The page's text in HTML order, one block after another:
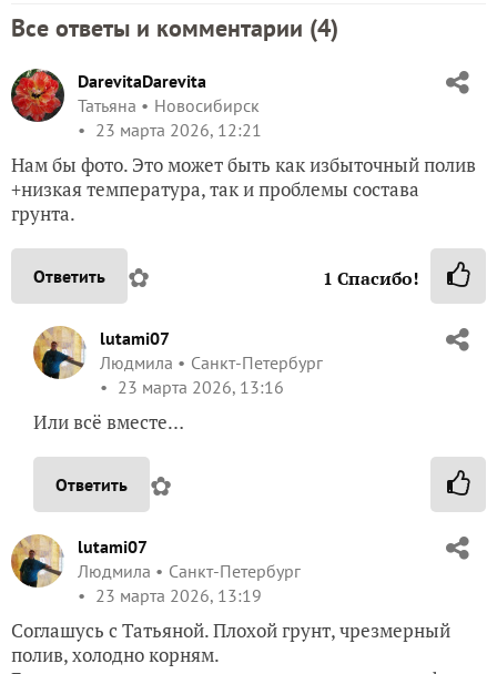
Все ответы и комментарии (4)
DarevitaDarevita
Татьяна
Новосибирск
23 марта 2026, 12:21
Нам бы фото. Это может быть как избыточный полив
+низкая температура, так и проблемы cостава
грунта.
Ответить ✿ 1 Спасибо!
lutami07
Людмила
Санкт-Петербург
23 марта 2026, 13:16
Или всё вместе…
Ответить ✿
lutami07
Людмила
Санкт-Петербург
23 марта 2026, 13:19
Соглашусь с Татьяной. Плохой грунт, чрезмерный
полив, холодно корням.